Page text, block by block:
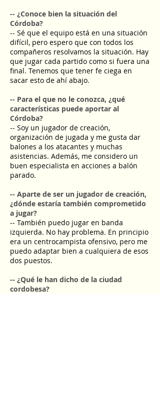
-- ¿Conoce bien la situación del
Córdoba?
-- Sé que el equipo está en una situación
difícil, pero espero que con todos los
compañeros resolvamos la situación. Hay
que jugar cada partido como si fuera una
final. Tenemos que tener fe ciega en
sacar esto de ahí abajo.
-- Para el que no le conozca, ¿qué
características puede aportar al
Córdoba?
-- Soy un jugador de creación,
organización de jugada y me gusta dar
balones a los atacantes y muchas
asistencias. Además, me considero un
buen especialista en acciones a balón
parado.
-- Aparte de ser un jugador de creación,
¿dónde estaría también comprometido
a jugar?
-- También puedo jugar en banda
izquierda. No hay problema. En principio
era un centrocampista ofensivo, pero me
puedo adaptar bien a cualquiera de esos
dos puestos.
-- ¿Qué le han dicho de la ciudad
cordobesa?